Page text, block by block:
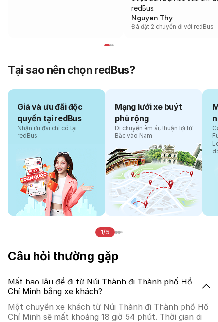
redBus.
Nguyen Thy
Đã đặt 2 chuyến đi với redBus
Tại sao nên chọn redBus?
Giá và ưu đãi độc
quyền tại redBus
Nhận ưu đãi chỉ có tại
redBus
Mạng lưới xe buýt
phủ rộng
Di chuyển êm ái, thuận lợi từ
Bắc vào Nam
1/5
Câu hỏi thường gặp
Mất bao lâu để đi từ Núi Thành đi Thành phố Hồ
Chí Minh bằng xe khách?
Một chuyến xe khách từ Núi Thành đi Thành phố Hồ
Chí Minh sẽ mất khoảng 18 giờ 54 phút. Thời gian di